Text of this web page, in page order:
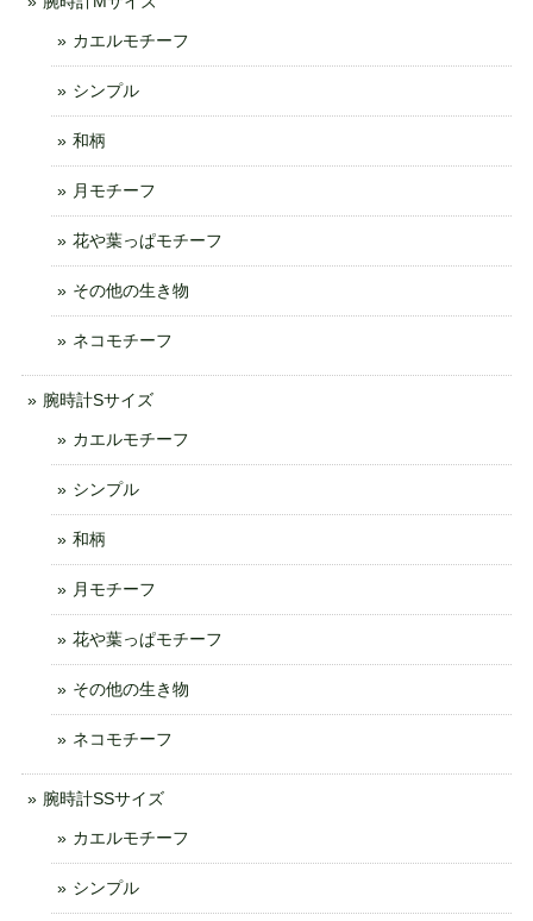
カエルモチーフ
シンプル
和柄
月モチーフ
花や葉っぱモチーフ
その他の生き物
ネコモチーフ
腕時計Sサイズ
カエルモチーフ
シンプル
和柄
月モチーフ
花や葉っぱモチーフ
その他の生き物
ネコモチーフ
腕時計SSサイズ
カエルモチーフ
シンプル